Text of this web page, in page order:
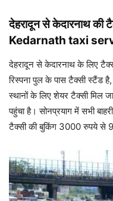
देहरादून से केदारनाथ
Kedarnath taxi
देहरादून से केदारनाथ के लिए
रिस्पना पुल के पास टैक्सी स्टैंड
स्थानों के लिए शेयर टैक्सी मिल
पहुंचा है। सोनप्रयाग में सभी
टैक्सी की बुकिंग 3000 रुपये से